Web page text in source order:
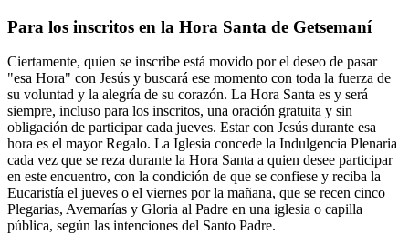
Para los inscritos en la Hora Santa de Getsemaní
Ciertamente, quien se inscribe está movido por el deseo de pasar
"esa Hora" con Jesús y buscará ese momento con toda la fuerza de
su voluntad y la alegría de su corazón. La Hora Santa es y será
siempre, incluso para los inscritos, una oración gratuita y sin
obligación de participar cada jueves. Estar con Jesús durante esa
hora es el mayor Regalo. La Iglesia concede la Indulgencia Plenaria
cada vez que se reza durante la Hora Santa a quien desee participar
en este encuentro, con la condición de que se confiese y reciba la
Eucaristía el jueves o el viernes por la mañana, que se recen cinco
Plegarias, Avemarías y Gloria al Padre en una iglesia o capilla
pública, según las intenciones del Santo Padre.